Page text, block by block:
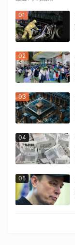
01
02
03
04
05